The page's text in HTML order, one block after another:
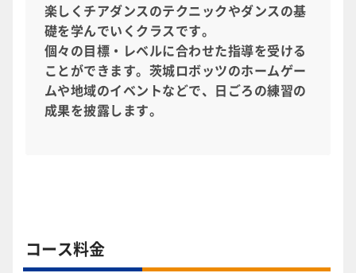
楽しくチアダンスのテクニックやダンスの基
礎を学んでいくクラスです。
個々の目標・レベルに合わせた指導を受ける
ことができます。茨城ロボッツのホームゲー
ムや地域のイベントなどで、日ごろの練習の
成果を披露します。
コース料金